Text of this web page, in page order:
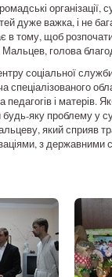
дуже важка, і не
в тому, щоб
голова
соціальної
і матерів.
яку проблему у
який сприяв
з